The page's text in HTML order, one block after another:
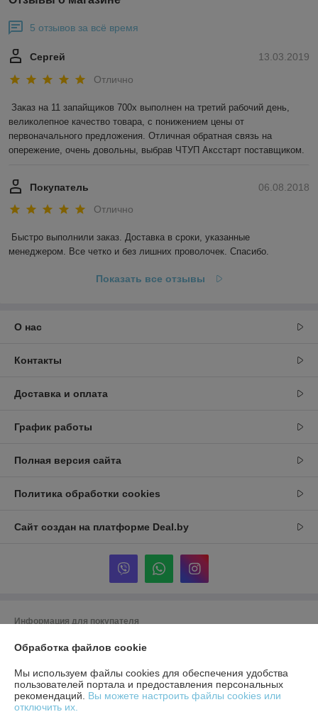
5 отзывов за всё время
13.03.2019
Сергей
Отлично
Заказ на 11 запайщиков 700х выполнен на третий рабочий день,
великолепное качество товара, с понижением цены от
первоначального предложения. Отличная обратная связь на
опережение, очень довольны, выбрав ЧТУП Аксстарт поставщиком.
06.08.2018
Покупатель
Отлично
Быстро выполнили заказ. Доставка в сроки, указанные
менеджером. Все четко и без лишних проволочек. Спасибо.
Показать все отзывы
О нас
Контакты
Доставка и оплата
График работы
Полная версия сайта
Политика обработки cookies
Сайт создан на платформе Deal.by
Информация для покупателя
Юридическое лицо:ЧТУП "Аксстарт"
246015, Гомельская область, г. Гомель, ул. Лепешинского, д. 7С, пом. 43
Регистрационный номер ЕГР: 491323623
УНП: 491323623
Обработка файлов cookie
Мы используем файлы cookies для обеспечения удобства
пользователей портала и предоставления персональных
рекомендаций. Вы можете настроить файлы cookies или
отключить их.